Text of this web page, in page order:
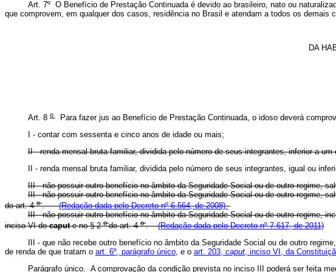
Art. 7º O Benefício de Prestação Continuada é devido ao brasileiro, nato ou
que comprovem, em qualquer dos casos, residência no Brasil e atendam a todos os
DA
Art. 8o Para fazer jus ao Benefício de Prestação Continuada, o idoso deverá
I - contar com sessenta e cinco anos de idade ou mais;
II - renda mensal bruta familiar, dividida pelo número de seus integrantes, inferior a
II - renda mensal bruta familiar, dividida pelo número de seus integrantes, igual ou
III - não possuir outro benefício no âmbito da Seguridade Social ou de outro regime,
III - não possuir outro benefício no âmbito da Seguridade Social ou de outro regime,
do art. 4o.(Redação dada pelo Decreto nº 6.564, de 2008)
III - não possuir outro benefício no âmbito da Seguridade Social ou de outro regime,
inciso VI docapute no § 2odo art. 4o.(Redação dada pelo Decreto nº 7.617, de 2011)
III - que não recebe outro benefício no âmbito da Seguridade Social ou de outro
de renda de que tratam o art. 6º, parágrafo único, e o art. 203, caput, inciso VI, da
Parágrafo único. A comprovação da condição prevista no inciso III poderá ser feita